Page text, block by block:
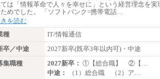
・1,090万円/38歳・月給59万円 *残
家族手当対象外
（３）
月給：190,000円～
想定年収：340万円～610万円
年収例：
・460万円/28歳・月給26万円
・520万円/32歳・月給29万円
は「情報革命で人々を幸せに」という経営理念を実
めでした。 「ソフトバンク=携帯電話…
を読む
種
IT/情報通信
卒／中途
2027新卒(既卒3年以内可)・中途
集職種
2027新卒： ①【総合職】 ②【…
中途：
（1）総合職 （2）ア…